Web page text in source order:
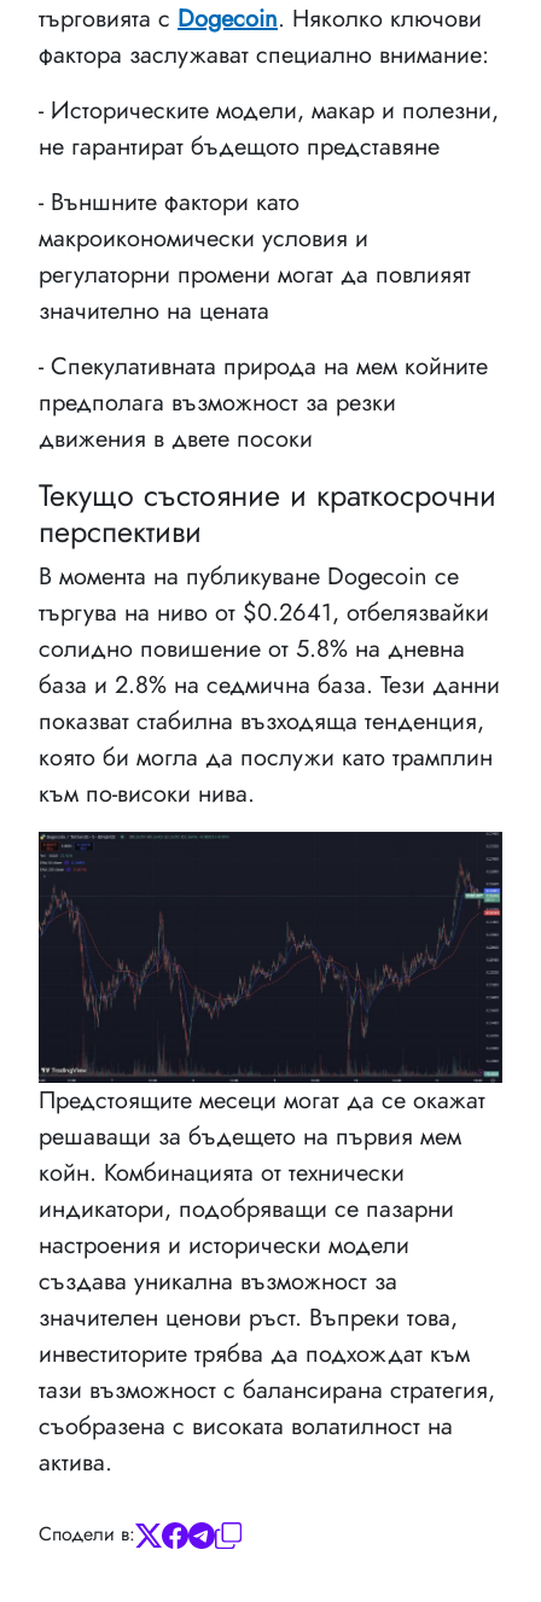
търговията с Dogecoin. Няколко ключови
фактора заслужават специално внимание:
- Историческите модели, макар и полезни,
не гарантират бъдещото представяне
- Външните фактори като
макроикономически условия и
регулаторни промени могат да повлияят
значително на цената
- Спекулативната природа на мем койните
предполага възможност за резки
движения в двете посоки
Текущо състояние и краткосрочни
перспективи
В момента на публикуване Dogecoin се
търгува на ниво от $0.2641, отбелязвайки
солидно повишение от 5.8% на дневна
база и 2.8% на седмична база. Тези данни
показват стабилна възходяща тенденция,
която би могла да послужи като трамплин
към по-високи нива.
Предстоящите месеци могат да се окажат
решаващи за бъдещето на първия мем
койн. Комбинацията от технически
индикатори, подобряващи се пазарни
настроения и исторически модели
създава уникална възможност за
значителен ценови ръст. Въпреки това,
инвеститорите трябва да подхождат към
тази възможност с балансирана стратегия,
съобразена с високата волатилност на
актива.
Сподели в: